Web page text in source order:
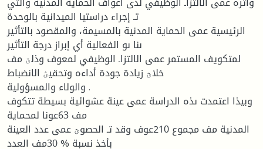
تـ إجراء دراستيا الميدانية بالوحدة
الرئيسية عمى الحماية المدنية بالمسيمة، والمقصود بالتأثير
ىنا ىو الفعالية أي إبراز درجة التأثير
لمتكويف المستمر عمى الالتزاـ الوظيفي لمعوف وذلؾ مف
خلاؿ زيادة جودة أداءه وتحقيؽ الانضباط
والولاء والمسؤولية .
وبيذا اعتمدت ىذه الدراسة عمى عينة عشوائية بسيطة تتكوف
مف 63عونا لمحماية
المدنية مف مجموع 210عوف وقد تـ الحصوؿ عمى عدد العينة
بأخذ نسبة % 30مف العدد